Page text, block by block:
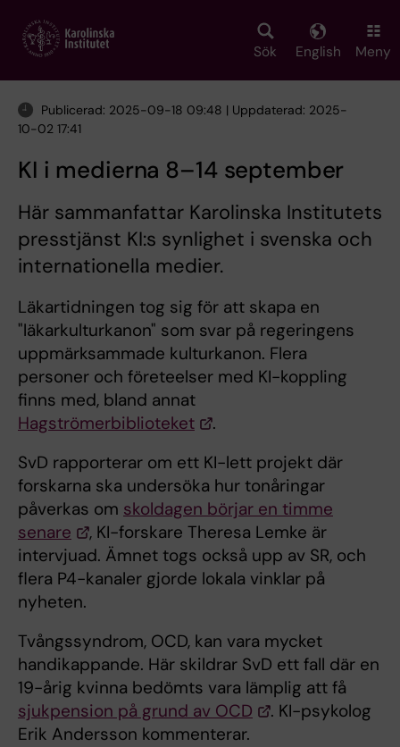
main
Sök English Meny
Publicerad: 2025-09-18 09:48 | Uppdaterad: 2025-
10-02 17:41
KI i medierna 8–14 september
Här sammanfattar Karolinska Institutets
presstjänst KI:s synlighet i svenska och
internationella medier.
Läkartidningen tog sig för att skapa en
"läkarkulturkanon" som svar på regeringens
uppmärksammade kulturkanon. Flera
personer och företeelser med KI-koppling
finns med, bland annat
Hagströmerbiblioteket
.
SvD rapporterar om ett KI-lett projekt där
forskarna ska undersöka hur tonåringar
påverkas om skoldagen börjar en timme
senare
, KI-forskare Theresa Lemke är
intervjuad. Ämnet togs också upp av SR, och
flera P4-kanaler gjorde lokala vinklar på
nyheten.
Tvångssyndrom, OCD, kan vara mycket
handikappande. Här skildrar SvD ett fall där en
19-årig kvinna bedömts vara lämplig att få
sjukpension på grund av OCD
. KI-psykolog
Erik Andersson kommenterar.